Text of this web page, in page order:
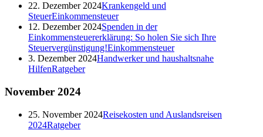
22. Dezember 2024Krankengeld und
SteuerEinkommensteuer
12. Dezember 2024Spenden in der
Einkommensteuererklärung: So holen Sie sich Ihre
Steuervergünstigung!Einkommensteuer
3. Dezember 2024Handwerker und haushaltsnahe
HilfenRatgeber
November 2024
25. November 2024Reisekosten und Auslandsreisen
2024Ratgeber